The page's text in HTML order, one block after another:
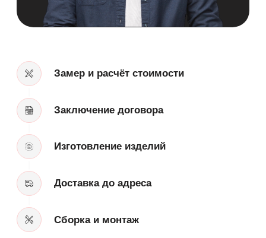
Информация, представленная на сайте, не является
публичной офертой. Распространяется исключительно
для ознакомления.
Политика конфиденциальности
Разработка сайта